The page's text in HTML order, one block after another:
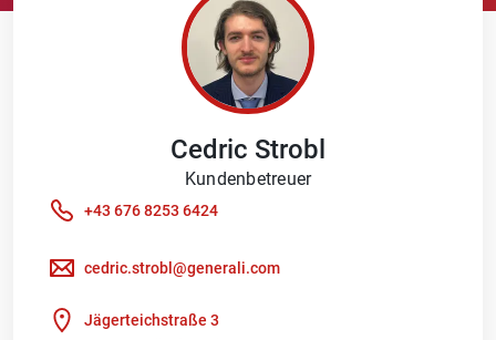
Cedric Strobl
Kundenbetreuer
+43 676 8253 6424
cedric.strobl@generali.com
Jägerteichstraße 3